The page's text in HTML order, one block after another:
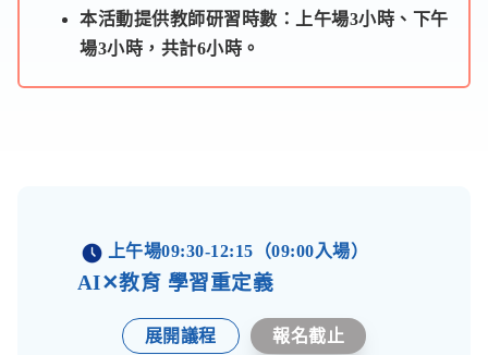
本活動提供教師研習時數：上午場3小時、下午
場3小時，共計6小時。
上午場09:30-12:15（09:00入場）
AI✕教育 學習重定義
展開議程 報名截止